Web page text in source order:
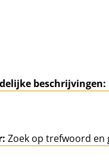
beschrijvingen:
Zoek op trefwoord en